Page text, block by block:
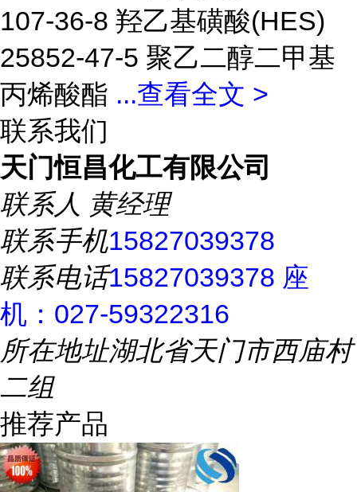
107-36-8 羟乙基磺酸(HES)
25852-47-5 聚乙二醇二甲基
丙烯酸酯 ...查看全文 >
联系我们
天门恒昌化工有限公司
联系人 黄经理
联系手机15827039378
联系电话15827039378 座
机：027-59322316
所在地址湖北省天门市西庙村
二组
推荐产品